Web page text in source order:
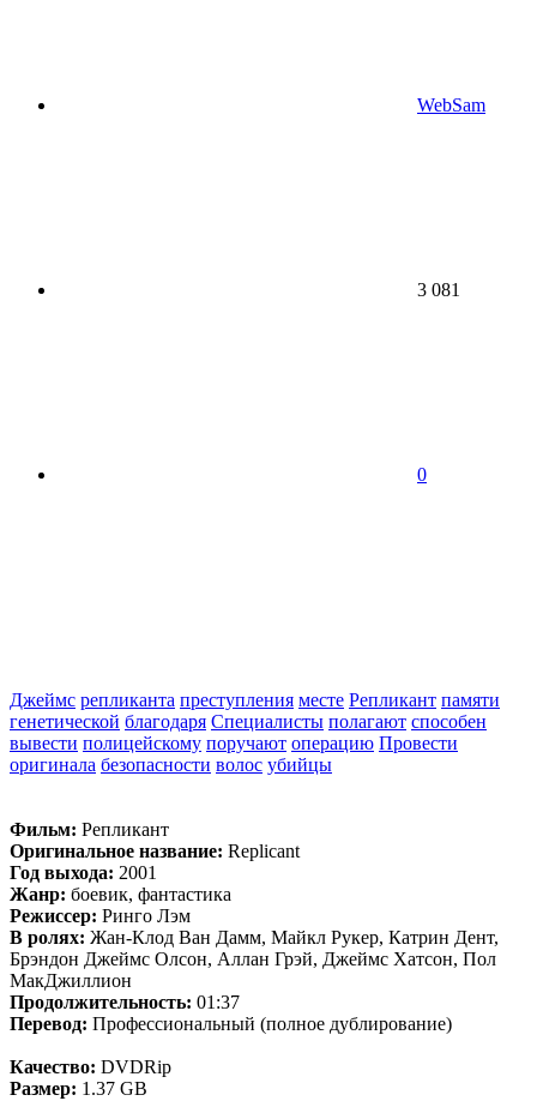
WebSam
3 081
0
Джеймс репликанта преступления месте Репликант памяти
генетической благодаря Специалисты полагают способен
вывести полицейскому поручают операцию Провести
оригинала безопасности волос убийцы
Фильм: Репликант
Оригинальное название: Replicant
Год выхода: 2001
Жанр: боевик, фантастика
Режиссер: Ринго Лэм
В ролях: Жан-Клод Ван Дамм, Майкл Рукер, Катрин Дент,
Брэндон Джеймс Олсон, Аллан Грэй, Джеймс Хатсон, Пол
МакДжиллион
Продолжительность: 01:37
Перевод: Профессиональный (полное дублирование)
Качество: DVDRip
Размер: 1.37 GB